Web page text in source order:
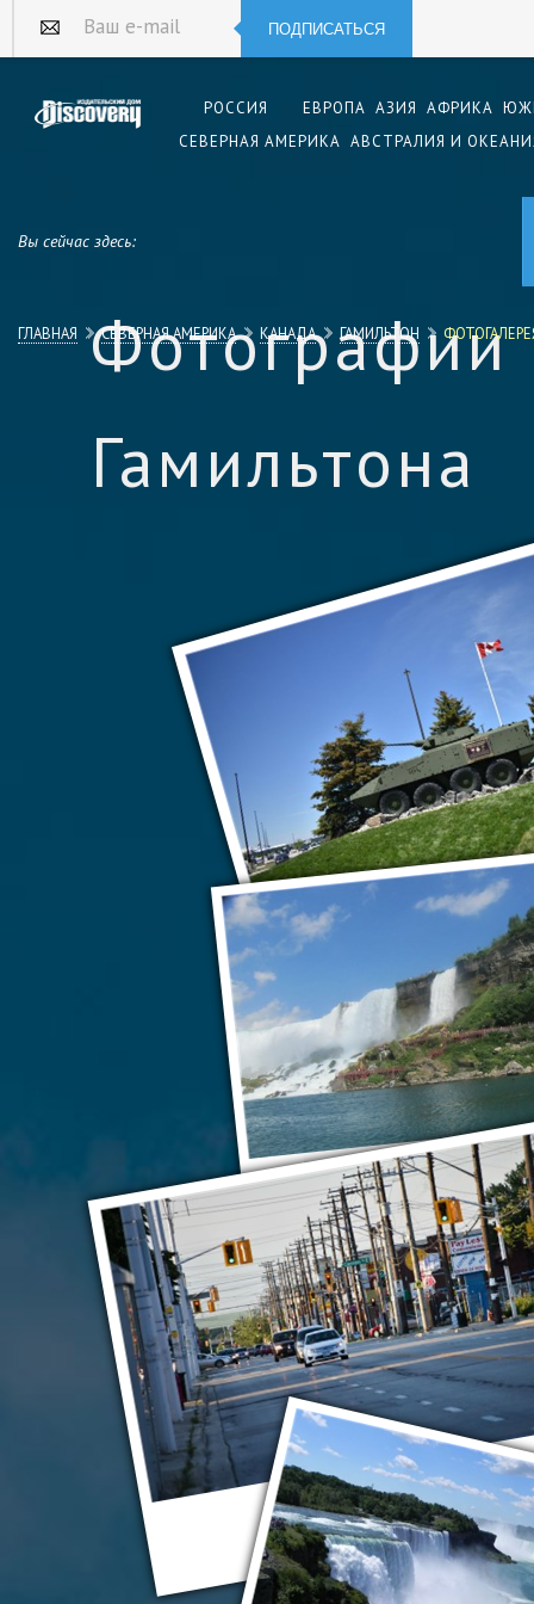
Ваш e-mail ПОДПИСАТЬСЯ
РОССИЯ ЕВРОПА АЗИЯ АФРИКА
СЕВЕРНАЯ АМЕРИКА АВСТРАЛИЯ И
Вы сейчас здесь:
ГЛАВНАЯ СЕВЕРНАЯ АМЕРИКА КАНАДА ГАМИЛЬТОН
Фотографии
Гамильтона
Ниагарский водопад
Ниагарский
Гамильтон